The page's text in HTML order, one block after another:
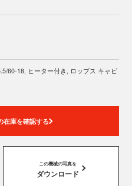
60-18, ヒーター付き, ロップス キャビ
在庫を確認する
この機械の写真を
ダウンロード